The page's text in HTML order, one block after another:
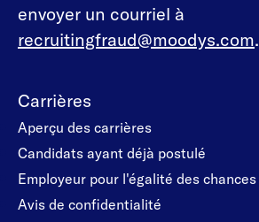
envoyer un courriel à
recruitingfraud@moodys.com.
Carrières
Aperçu des carrières
Candidats ayant déjà postulé
Employeur pour l'égalité des chances
Avis de confidentialité